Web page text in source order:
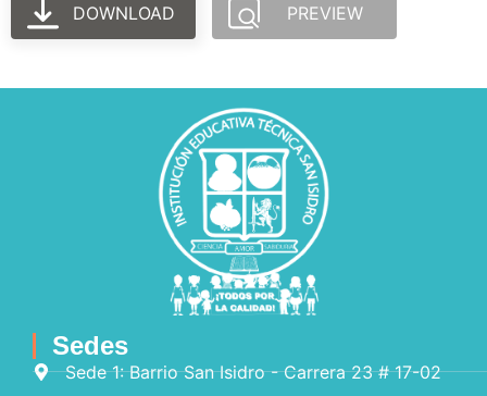
DOWNLOAD PREVIEW
Sedes
Sede 1: Barrio San Isidro - Carrera 23 # 17-02